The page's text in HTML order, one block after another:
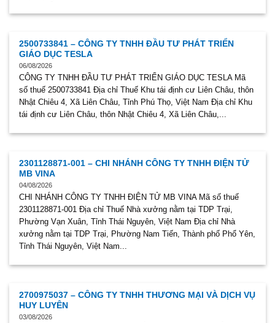
2500733841 – CÔNG TY TNHH ĐẦU TƯ PHÁT TRIỂN
GIÁO DỤC TESLA
06/08/2026
CÔNG TY TNHH ĐẦU TƯ PHÁT TRIỂN GIÁO DỤC TESLA Mã
số thuế 2500733841 Địa chỉ Thuế Khu tái định cư Liên Châu, thôn
Nhật Chiêu 4, Xã Liên Châu, Tỉnh Phú Thọ, Việt Nam Địa chỉ Khu
tái định cư Liên Châu, thôn Nhật Chiêu 4, Xã Liên Châu,...
2301128871-001 – CHI NHÁNH CÔNG TY TNHH ĐIỆN TỬ
MB VINA
04/08/2026
CHI NHÁNH CÔNG TY TNHH ĐIỆN TỬ MB VINA Mã số thuế
2301128871-001 Địa chỉ Thuế Nhà xưởng nằm tại TDP Trại,
Phường Vạn Xuân, Tỉnh Thái Nguyên, Việt Nam Địa chỉ Nhà
xưởng nằm tại TDP Trại, Phường Nam Tiến, Thành phố Phổ Yên,
Tỉnh Thái Nguyên, Việt Nam...
2700975037 – CÔNG TY TNHH THƯƠNG MẠI VÀ DỊCH VỤ
HUY LUYÊN
03/08/2026